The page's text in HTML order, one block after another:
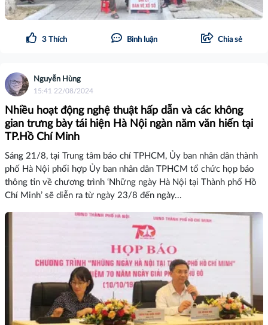
3 Thích Bình luận Chia sẻ
Nguyễn Hùng
15:41 22/08/2024
Nhiều hoạt động nghệ thuật hấp dẫn và các không
gian trưng bày tái hiện Hà Nội ngàn năm văn hiến tại
TP.Hồ Chí Minh
Sáng 21/8, tại Trung tâm báo chí TPHCM, Ủy ban nhân dân thành
phố Hà Nội phối hợp Ủy ban nhân dân TPHCM tổ chức họp báo
thông tin về chương trình ‘Những ngày Hà Nội tại Thành phố Hồ
Chí Minh’ sẽ diễn ra từ ngày 23/8 đến ngày...